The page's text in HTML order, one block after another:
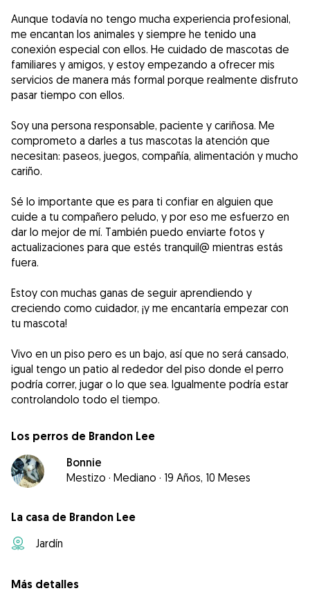
Aunque todavía no tengo mucha experiencia profesional,
me encantan los animales y siempre he tenido una
conexión especial con ellos. He cuidado de mascotas de
familiares y amigos, y estoy empezando a ofrecer mis
servicios de manera más formal porque realmente disfruto
pasar tiempo con ellos.
Soy una persona responsable, paciente y cariñosa. Me
comprometo a darles a tus mascotas la atención que
necesitan: paseos, juegos, compañía, alimentación y mucho
cariño.
Sé lo importante que es para ti confiar en alguien que
cuide a tu compañero peludo, y por eso me esfuerzo en
dar lo mejor de mí. También puedo enviarte fotos y
actualizaciones para que estés tranquil@ mientras estás
fuera.
Estoy con muchas ganas de seguir aprendiendo y
creciendo como cuidador, ¡y me encantaría empezar con
tu mascota!
Vivo en un piso pero es un bajo, así que no será cansado,
igual tengo un patio al rededor del piso donde el perro
podría correr, jugar o lo que sea. Igualmente podría estar
controlandolo todo el tiempo.
Los perros de Brandon Lee
Bonnie
Mestizo · Mediano · 19 Años, 10 Meses
La casa de Brandon Lee
Jardín
Más detalles